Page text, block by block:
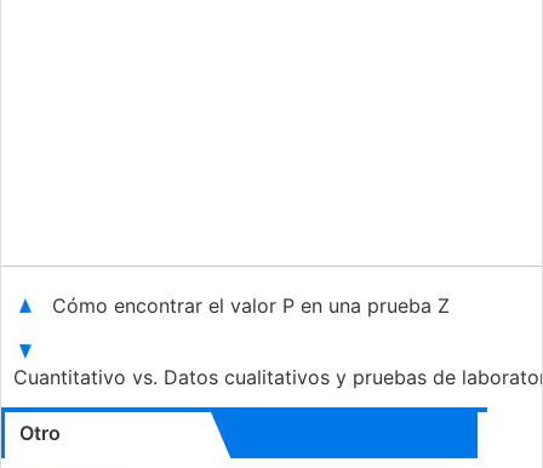
Cómo encontrar el valor P en una prueba Z
Cuantitativo vs. Datos cualitativos y pruebas de
Otro